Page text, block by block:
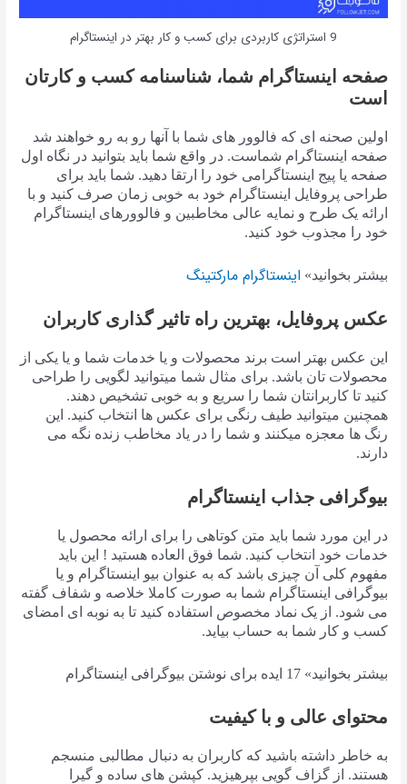
9 استراتژی کاربردی برای کسب و کار بهتر در اینستاگرام
صفحه اینستاگرام شما، شناسنامه کسب و کارتان
است
اولین صحنه ای که فالوور های شما با آنها رو به رو خواهند شد
صفحه اینستاگرام شماست. در واقع شما باید بتوانید در نگاه اول
صفحه یا پیج اینستاگرامی خود را ارتقا دهید. شما باید برای
طراحی پروفایل اینستاگرام خود به خوبی زمان صرف کنید و با
ارائه یک طرح و نمایه عالی مخاطبین و فالوورهای اینستاگرام
خود را مجذوب خود کنید.
بیشتر بخوانید»اینستاگرام مارکتینگ
عکس پروفایل، بهترین راه تاثیر گذاری کاربران
این عکس بهتر است برند محصولات و یا خدمات شما و یا یکی از
محصولات تان باشد. برای مثال شما میتوانید لگویی را طراحی
کنید تا کاربرانتان شما را سریع و به خوبی تشخیص دهند.
همچنین میتوانید طیف رنگی برای عکس ها انتخاب کنید. این
رنگ ها معجزه میکنند و شما را در یاد مخاطب زنده نگه می
دارند.
بیوگرافی جذاب اینستاگرام
در این مورد شما باید متن کوتاهی را برای ارائه محصول یا
خدمات خود انتخاب کنید. شما فوق العاده هستید ! این باید
مفهوم کلی آن چیزی باشد که به عنوان بیو اینستاگرام و یا
بیوگرافی اینستاگرام شما به صورت کاملا خلاصه و شفاف گفته
می شود. از یک نماد مخصوص استفاده کنید تا به نوبه ای امضای
کسب و کار شما به حساب بیاید.
بیشتر بخوانید» 17 ایده برای نوشتن بیوگرافی اینستاگرام
محتوای عالی و با کیفیت
به خاطر داشته باشید که کاربران به دنبال مطالبی منسجم
هستند. از گزاف گویی بپرهیزید. کپشن های ساده و گیرا